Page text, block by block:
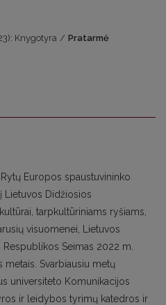
Knygotyra / Pratarmė
Europos spaustuvininko
Lietuvos Didžiosios
tarpkultūriniams ryšiams,
visuomenei, Lietuvos
Seimas 2022 m.
metais. Svarbiausiu metų
universiteto Komunikacijos
ir leidybos tyrimų katedros ir